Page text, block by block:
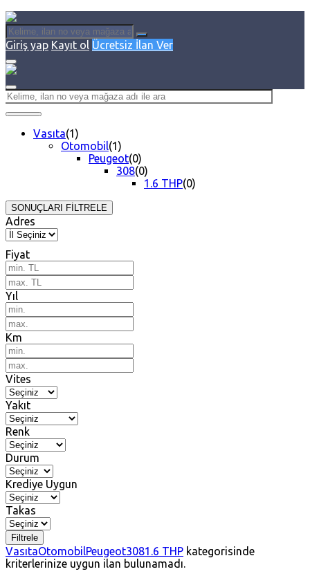
Giriş yap Kayıt ol Ücretsiz İlan Ver
Vasıta(1)
Otomobil(1)
Peugeot(0)
308(0)
1.6 THP(0)
SONUÇLARI FİLTRELE
Adres
Fiyat
Yıl
Km
Vites
Yakıt
Renk
Durum
Krediye Uygun
Takas
Filtrele
VasıtaOtomobilPeugeot3081.6 THP kategorisinde
kriterlerinize uygun ilan bulunamadı.